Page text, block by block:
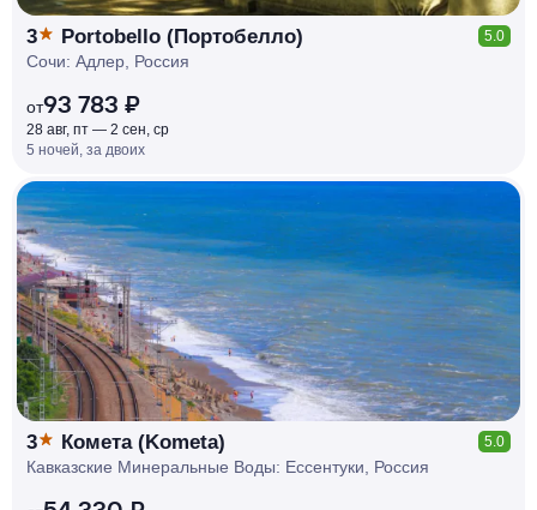
3 Portobello (Портобелло) 5.0
Сочи: Адлер, Россия
от93 783 ₽
28 авг, пт — 2 сен, ср
5 ночей, за двоих
КЕШБЭК
РУБЛЯ
МИ
Д
О 7
%
3 Комета (Kometa) 5.0
Кавказские Минеральные Воды: Ессентуки, Россия